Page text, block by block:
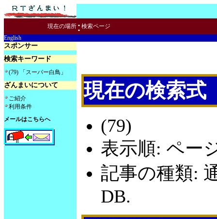
現在の場所 : 検索ページ
English
スポンサー
検索キーワード
(79) 「スーパー白鳥」
ざんまいについて
ご紹介
利用条件
メールはこちらへ
現在の検索式
(79)
表示順: ペー
記事の種類:
DB.